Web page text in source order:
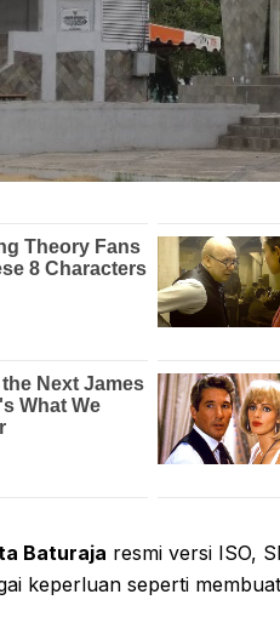
Baturaja resmi versi ISO,
keperluan seperti